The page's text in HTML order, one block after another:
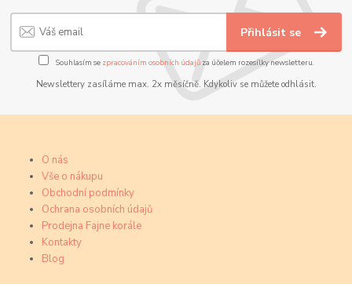
Přihlásit se
Souhlasím se zpracováním osobních údajůza účelem rozesílky newsletteru.
Newslettery zasíláme max. 2x měsíčně. Kdykoliv se můžete odhlásit.
O nás
Vše o nákupu
Obchodní podmínky
Ochrana osobních údajů
Prodejna Fajne korále
Kontakty
Blog